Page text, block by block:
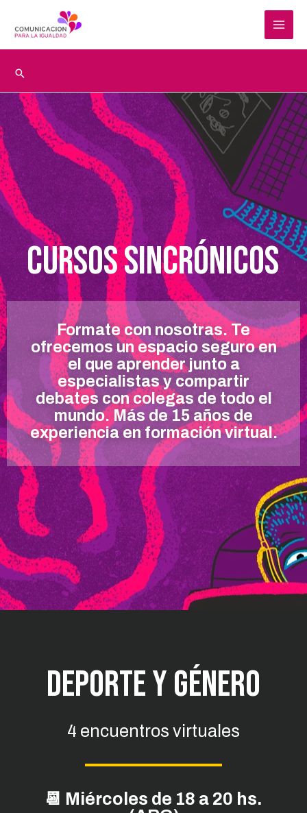
contenido
Buscar
cursos sincrónicos
Formate con nosotras. Te
ofrecemos un espacio seguro en
el que aprender junto a
especialistas y compartir
debates con colegas de todo el
mundo. Más de 15 años de
experiencia en formación virtual.
DEPORTE Y GÉNERO
4 encuentros virtuales
📆 Miércoles de 18 a 20 hs.